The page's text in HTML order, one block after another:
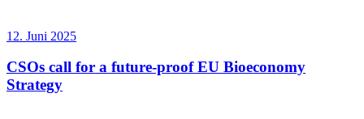
12. Juni 2025
CSOs call for a future-proof EU Bioeconomy
Strategy